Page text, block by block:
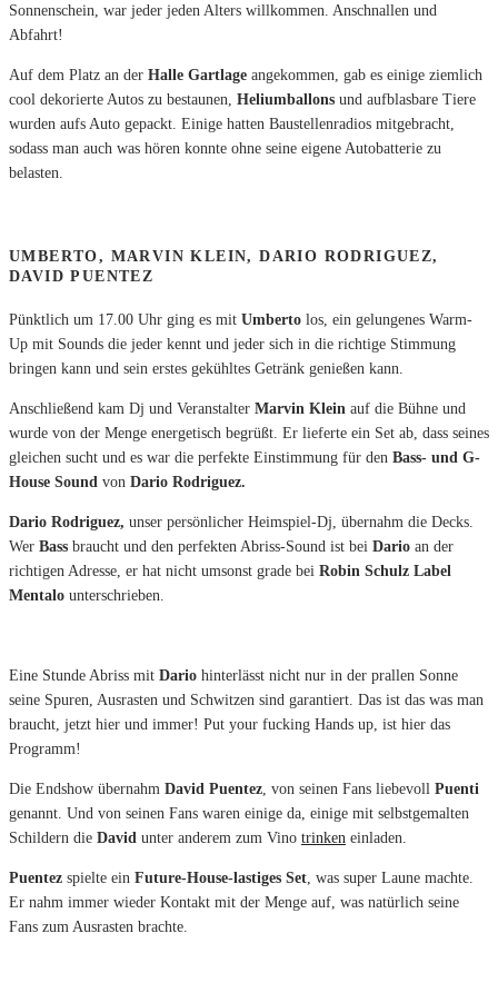
Sonnenschein, war jeder jeden Alters willkommen. Anschnallen und
Abfahrt!
Auf dem Platz an der Halle Gartlage angekommen, gab es einige ziemlich
cool dekorierte Autos zu bestaunen, Heliumballons und aufblasbare Tiere
wurden aufs Auto gepackt. Einige hatten Baustellenradios mitgebracht,
sodass man auch was hören konnte ohne seine eigene Autobatterie zu
belasten.
UMBERTO, MARVIN KLEIN, DARIO RODRIGUEZ,
DAVID PUENTEZ
Pünktlich um 17.00 Uhr ging es mit Umberto los, ein gelungenes Warm-
Up mit Sounds die jeder kennt und jeder sich in die richtige Stimmung
bringen kann und sein erstes gekühltes Getränk genießen kann.
Anschließend kam Dj und Veranstalter Marvin Klein auf die Bühne und
wurde von der Menge energetisch begrüßt. Er lieferte ein Set ab, dass seines
gleichen sucht und es war die perfekte Einstimmung für den Bass- und G-
House Sound von Dario Rodriguez.
Dario Rodriguez, unser persönlicher Heimspiel-Dj, übernahm die Decks.
Wer Bass braucht und den perfekten Abriss-Sound ist bei Dario an der
richtigen Adresse, er hat nicht umsonst grade bei Robin Schulz Label
Mentalo unterschrieben.
Eine Stunde Abriss mit Dario hinterlässt nicht nur in der prallen Sonne
seine Spuren, Ausrasten und Schwitzen sind garantiert. Das ist das was man
braucht, jetzt hier und immer! Put your fucking Hands up, ist hier das
Programm!
Die Endshow übernahm David Puentez , von seinen Fans liebevoll Puenti
genannt. Und von seinen Fans waren einige da, einige mit selbstgemalten
Schildern die David unter anderem zum Vino trinken einladen.
Puentez spielte ein Future-House-lastiges Set , was super Laune machte.
Er nahm immer wieder Kontakt mit der Menge auf, was natürlich seine
Fans zum Ausrasten brachte.